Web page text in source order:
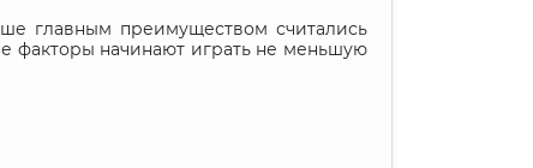
главным преимуществом считались
факторы начинают играть не меньшую